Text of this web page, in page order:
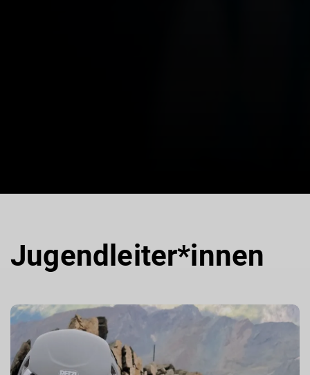
Jugendleiter*innen